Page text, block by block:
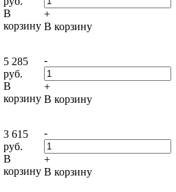
В
корзину
+
В корзину
5 285
руб.
В
корзину
-
+
В корзину
3 615
руб.
В
корзину
-
+
В корзину